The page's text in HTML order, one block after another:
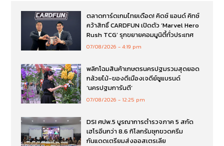
ตลาดการ์ดเกมไทยเดือด! คิดซ์ แอนด์ คิทซ์
คว้าสิทธิ์ CARDFUN เปิดตัว ‘Marvel Hero
Rush TCG’ รุกขยายคอมมูนิตี้ทั่วประเทศ
07/08/2026 4:19 pm
พลิกโฉมสินค้าเกษตรนครปฐมรวมสุดยอด
กล้วยไม้-ของดีเมืองเจดีย์ชูแบรนด์
‘นครปฐมการันตี’
07/08/2026 12:25 pm
DSI ศปพ.5 บูรณาการตำรวจภาค 5 สกัด
เฮโรอีนกว่า 8.6 กิโลกรัมซุกขวดครีม
กันแดดเตรียมส่งออสเตรเลีย